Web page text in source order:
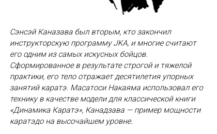
Сэнсэй Каназава был вторым, кто закончил
инструкторскую программу JKA, и многие считают
его одним из самых искусных бойцов.
Сформированное в результате строгой и тяжелой
практики, его тело отражает десятилетия упорных
занятий каратэ. Масатоси Накаяма использовал его
технику в качестве модели для классической книги
«Динамика Каратэ», Канадзава — пример мощности
каратэдо на высочайшем уровне.